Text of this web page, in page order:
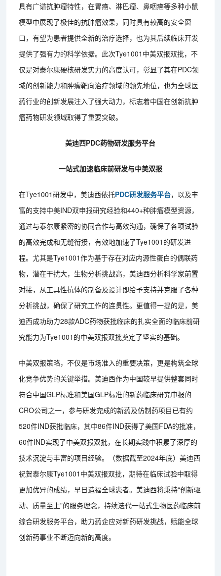
具有广谱抗肿瘤特性，在胃癌、淋巴瘤、鼻咽癌等多种小鼠
模型中展现了极佳的抗肿瘤效果‌，同时具有较高的安全窗
口，有望为患者提供全新的治疗选择，也为其后续临床开发
提供了强有力的科学依据。此次Tye1001中美双报双批，不
仅是对泰尔康硬核研发实力的高度认可，彰显了其在PDC领
域的创新能力和肿瘤靶向治疗领域的领先地位，也为全球医
药行业的创新发展注入了强大动力，标志着中国在创新抗肿
瘤药物研发领域取得了重要突破。‌
美迪西PDC药物研发服务平台
一站式加速临床前研发与中美双报
在Tye1001研发中，美迪西依托PDC研发服务平台，以及丰
富的支持中美IND双申报研究经验和440+种肿瘤模型资源，
通过与泰尔康紧密的协同合作与高效沟通，确保了各项试验
的高效完成和无缝衔接，有效地加速了Tye1001的研发进
程。尤其是Tye1001作为基于存在对应内源性蛋白的偶联药
物，潜在干扰大，生物分析挑战高，美迪西分析科学家前置
对接，从工具性抗体的制备及设计即给予支持并克服了各种
分析挑战，确保了研究工作的连贯性。更值得一提的是，美
迪西成功助力28款ADC药物获批临床的扎实全面的临床前研
究能力为Tye1001的中美双报双批奠定了坚实的基础。
中美双报策略，不仅是市场准入的重要决策，更是构筑全球
化竞争优势的关键举措。美迪西作为中国较早提供整套同时
符合中国GLP标准和美国GLP标准的新药临床研究申报的
CRO公司之一，参与研发完成的新药及仿制药项目已有约
520件IND获批临床，其中86件IND获得了美国FDA的批准，
60件IND实现了中美双报双批，在长期实践中积累了深厚的
技术沉淀与丰富的项目经验。（数据截至2024年底）美迪西
祝贺泰尔康Tye1001中美双报双批，期待在临床试验中取得
更加优异的成绩，早日造福全球患者。美迪西将秉持“创新驱
动、质量至上”的服务理念，持续迭代一站式生物医药临床前
综合研发服务平台，助力药企应对新药研发挑战，赋能全球
创新药事业不断迈向新的高度。